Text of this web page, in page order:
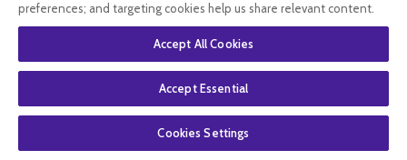
preferences; and targeting cookies help us share relevant content.
Accept All Cookies
Accept Essential
Cookies Settings